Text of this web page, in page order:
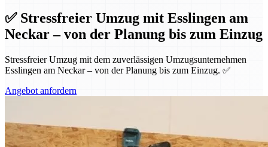
✅ Stressfreier Umzug mit Esslingen am
Neckar – von der Planung bis zum Einzug
Stressfreier Umzug mit dem zuverlässigen Umzugsunternehmen
Esslingen am Neckar – von der Planung bis zum Einzug. ✅
Angebot anfordern